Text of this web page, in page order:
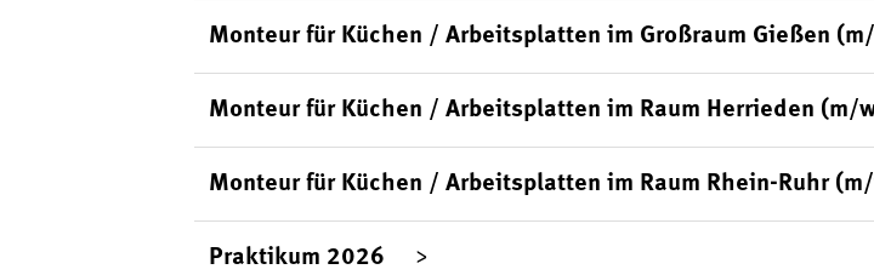
Monteur für Küchen / Arbeitsplatten im Großraum Gießen
Monteur für Küchen / Arbeitsplatten im Raum Herrieden (m/
Monteur für Küchen / Arbeitsplatten im Raum Rhein-Ruhr
Praktikum 2026